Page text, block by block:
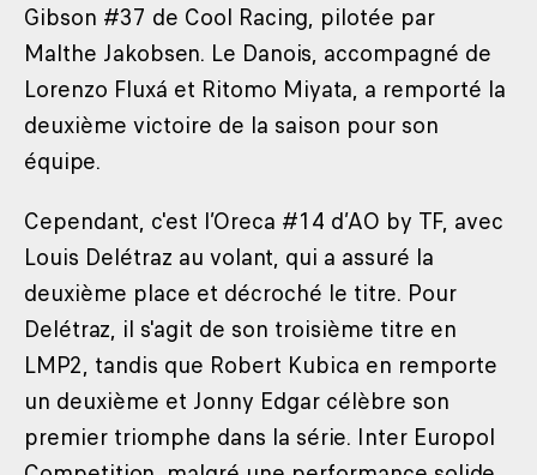
Gibson #37 de Cool Racing, pilotée par
Malthe Jakobsen. Le Danois, accompagné de
Lorenzo Fluxá et Ritomo Miyata, a remporté la
deuxième victoire de la saison pour son
équipe.
Cependant, c'est l’Oreca #14 d’AO by TF, avec
Louis Delétraz au volant, qui a assuré la
deuxième place et décroché le titre. Pour
Delétraz, il s'agit de son troisième titre en
LMP2, tandis que Robert Kubica en remporte
un deuxième et Jonny Edgar célèbre son
premier triomphe dans la série. Inter Europol